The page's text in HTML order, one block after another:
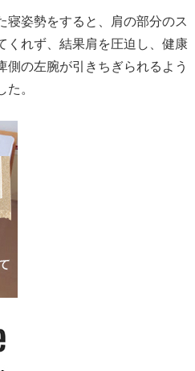
寝姿勢をすると、肩の部分のス
くれず、結果肩を圧迫し、健康
側の左腕が引きちぎられるよう
。